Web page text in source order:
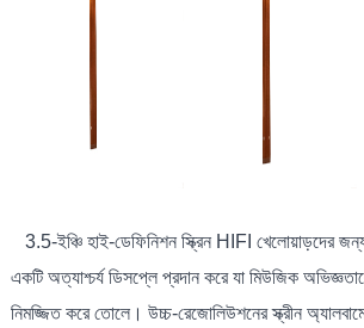
3.5-ইঞ্চি হাই-ডেফিনিশন স্ক্রিন HIFI খেলোয়াড়দের
একটি অত্যাশ্চর্য ডিসপ্লে প্রদান করে যা মিউজিক
নিমজ্জিত করে তোলে। উচ্চ-রেজোলিউশনের স্ক্রীন